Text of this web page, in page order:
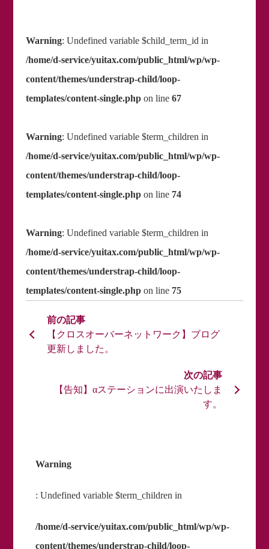
Warning: Undefined variable $child_term_id in
/home/d-service/yuitax.com/public_html/wp/wp-
content/themes/understrap-child/loop-
templates/content-single.phpon line 67
Warning: Undefined variable $term_children in
/home/d-service/yuitax.com/public_html/wp/wp-
content/themes/understrap-child/loop-
templates/content-single.phpon line 74
Warning: Undefined variable $term_children in
/home/d-service/yuitax.com/public_html/wp/wp-
content/themes/understrap-child/loop-
templates/content-single.phpon line 75
【クロスオーバーネットワーク】ブログ
更新しました。
Warning
: Undefined variable $term_children in
/home/d-service/yuitax.com/public_html/wp/wp-
content/themes/understrap-child/loop-
【告知】αステーションに出演いたしま
す。